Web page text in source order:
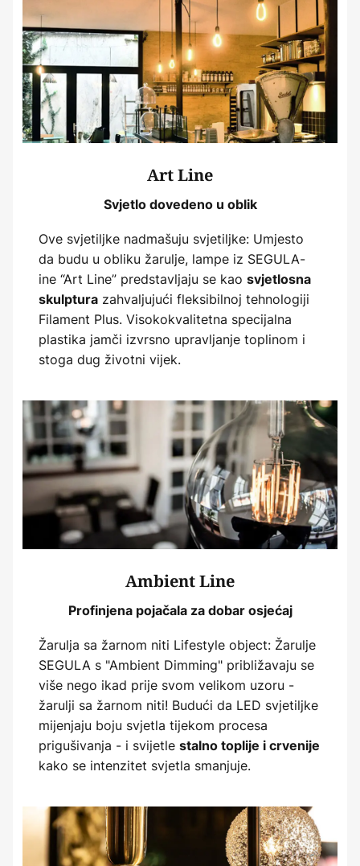
Art Line
Svjetlo dovedeno u oblik
Ove svjetiljke nadmašuju svjetiljke: Umjesto
da budu u obliku žarulje, lampe iz SEGULA-
ine “Art Line” predstavljaju se kao svjetlosna
skulpturazahvaljujući fleksibilnoj tehnologiji
Filament Plus. Visokokvalitetna specijalna
plastika jamči izvrsno upravljanje toplinom i
stoga dug životni vijek.
Ambient Line
Profinjena pojačala za dobar osjećaj
Žarulja sa žarnom niti Lifestyle object: Žarulje
SEGULA s "Ambient Dimming" približavaju se
više nego ikad prije svom velikom uzoru -
žarulji sa žarnom niti! Budući da LED svjetiljke
mijenjaju boju svjetla tijekom procesa
prigušivanja - i svijetle stalno toplije i crvenije
kako se intenzitet svjetla smanjuje.